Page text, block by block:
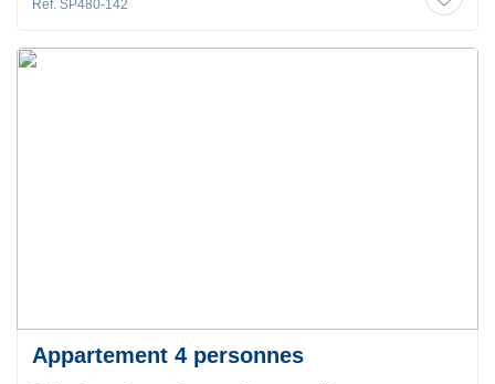
Ref. SP480-142
Appartement 4 personnes